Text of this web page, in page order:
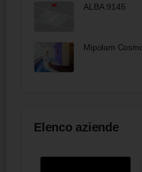
ALBA 9145
Mipolam
Elenco aziende